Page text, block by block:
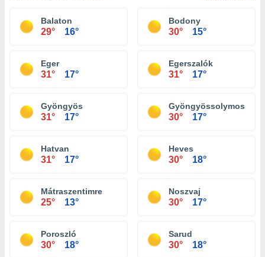
Balaton
29° 16°
Bodony
30° 15°
Eger
31° 17°
Egerszalók
31° 17°
Gyöngyös
31° 17°
Gyöngyössolymos
30° 17°
Hatvan
31° 17°
Heves
30° 18°
Mátraszentimre
25° 13°
Noszvaj
30° 17°
Poroszló
30° 18°
Sarud
30° 18°